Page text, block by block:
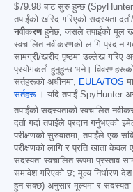
$79.98 बाट सुरु हुन्छ
तपाईंको खरिद गरिएको सदस्यता
नवीकरणहुनेछ, जसले तपाईंको मूल
स्वचालित नवीकरणको लागि प्रदान
सामग्री/खरीद पृष्ठमा उल्लेख गरिए
प्रयोगकर्ता हुनुहुन्छ भने।
सर्तहरूको अधीनमा, EULA/TOS
सर्तहरू। यदि तपाईं SpyHunter
तपाईंको सदस्यताको स्वचालित
दर्ता गर्दा तपाईंले प्रदान गर्नुभएको
परीक्षणको सुरुवातमा, तपाईंले एक
परीक्षणको लागि र प्रति खाता
सदस्यता स्वचालित रूपमा प्रस्ताव
समावेश गरिएको छ; मूल्य निर्धारण
हुन सक्छ) अनुसार मूल्यमा र